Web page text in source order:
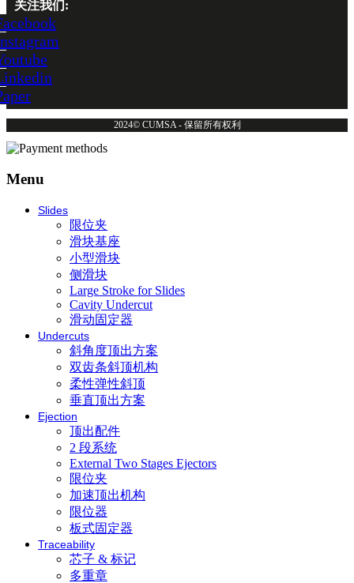
关注我们:
2024© CUMSA - 保留所有权利
Menu
Slides
限位夹
滑块基座
小型滑块
侧滑块
Large Stroke for Slides
Cavity Undercut
滑动固定器
Undercuts
斜角度顶出方案
双齿条斜顶机构
柔性弹性斜顶
垂直顶出方案
Ejection
顶出配件
2 段系统
External Two Stages Ejectors
限位夹
加速顶出机构
限位器
板式固定器
Traceability
芯子 & 标记
多重章